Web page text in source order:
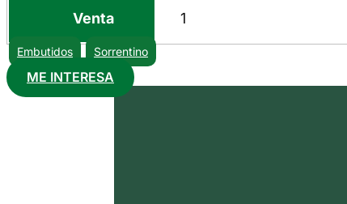
Venta 1
Embutidos Sorrentino
ME INTERESA